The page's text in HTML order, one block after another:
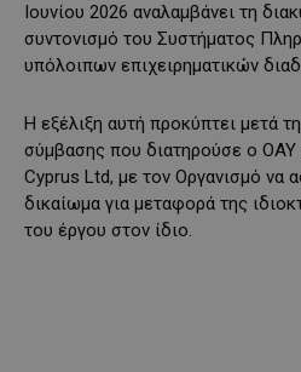
Ιουνίου 2026 αναλαμβάνει τη
συντονισμό του Συστήματος
υπόλοιπων επιχειρηματικών
Η εξέλιξη αυτή προκύπτει μετά
σύμβασης που διατηρούσε ο ΟΑΥ
Cyprus Ltd, με τον Οργανισμό να
δικαίωμα για μεταφορά της
του έργου στον ίδιο.